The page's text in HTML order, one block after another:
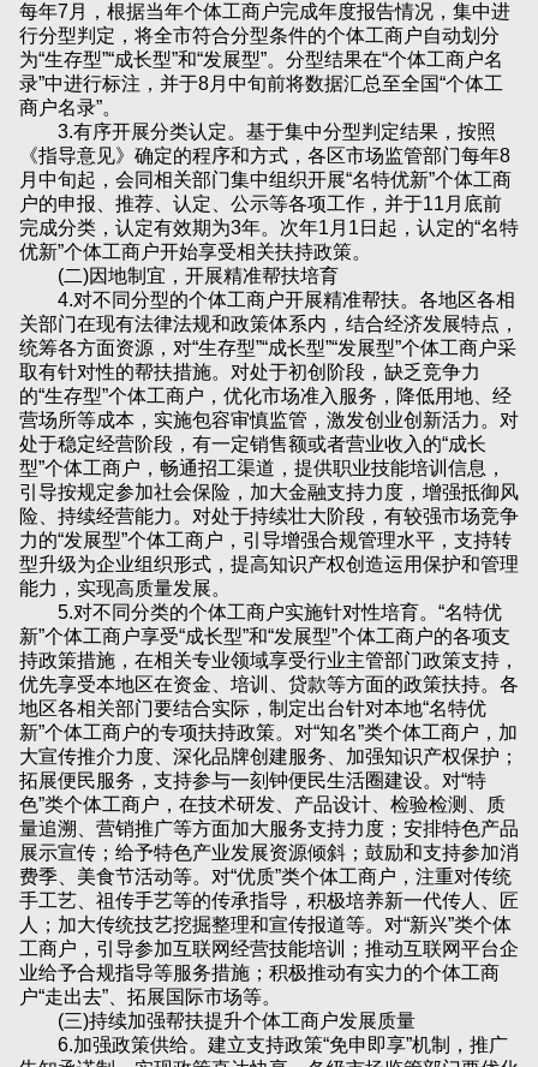
每年7月，根据当年个体工商户完成年度报告情况，集中进
行分型判定，将全市符合分型条件的个体工商户自动划分
为“生存型”“成长型”和“发展型”。分型结果在“个体工商户名
录”中进行标注，并于8月中旬前将数据汇总至全国“个体工
商户名录”。
3.有序开展分类认定。基于集中分型判定结果，按照
《指导意见》确定的程序和方式，各区市场监管部门每年8
月中旬起，会同相关部门集中组织开展“名特优新”个体工商
户的申报、推荐、认定、公示等各项工作，并于11月底前
完成分类，认定有效期为3年。次年1月1日起，认定的“名特
优新”个体工商户开始享受相关扶持政策。
(二)因地制宜，开展精准帮扶培育
4.对不同分型的个体工商户开展精准帮扶。各地区各相
关部门在现有法律法规和政策体系内，结合经济发展特点，
统筹各方面资源，对“生存型”“成长型”“发展型”个体工商户采
取有针对性的帮扶措施。对处于初创阶段，缺乏竞争力
的“生存型”个体工商户，优化市场准入服务，降低用地、经
营场所等成本，实施包容审慎监管，激发创业创新活力。对
处于稳定经营阶段，有一定销售额或者营业收入的“成长
型”个体工商户，畅通招工渠道，提供职业技能培训信息，
引导按规定参加社会保险，加大金融支持力度，增强抵御风
险、持续经营能力。对处于持续壮大阶段，有较强市场竞争
力的“发展型”个体工商户，引导增强合规管理水平，支持转
型升级为企业组织形式，提高知识产权创造运用保护和管理
能力，实现高质量发展。
5.对不同分类的个体工商户实施针对性培育。“名特优
新”个体工商户享受“成长型”和“发展型”个体工商户的各项支
持政策措施，在相关专业领域享受行业主管部门政策支持，
优先享受本地区在资金、培训、贷款等方面的政策扶持。各
地区各相关部门要结合实际，制定出台针对本地“名特优
新”个体工商户的专项扶持政策。对“知名”类个体工商户，加
大宣传推介力度、深化品牌创建服务、加强知识产权保护；
拓展便民服务，支持参与一刻钟便民生活圈建设。对“特
色”类个体工商户，在技术研发、产品设计、检验检测、质
量追溯、营销推广等方面加大服务支持力度；安排特色产品
展示宣传；给予特色产业发展资源倾斜；鼓励和支持参加消
费季、美食节活动等。对“优质”类个体工商户，注重对传统
手工艺、祖传手艺等的传承指导，积极培养新一代传人、匠
人；加大传统技艺挖掘整理和宣传报道等。对“新兴”类个体
工商户，引导参加互联网经营技能培训；推动互联网平台企
业给予合规指导等服务措施；积极推动有实力的个体工商
户“走出去”、拓展国际市场等。
(三)持续加强帮扶提升个体工商户发展质量
6.加强政策供给。建立支持政策“免申即享”机制，推广